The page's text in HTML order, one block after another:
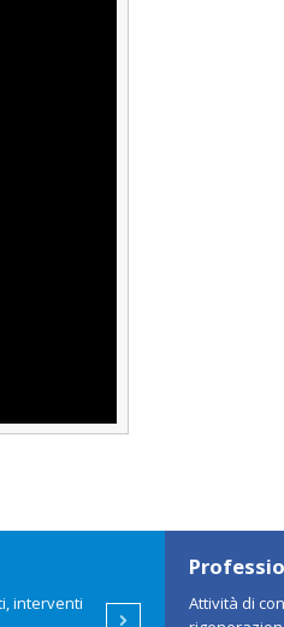
interventi
Vai alla pagina
Attività di